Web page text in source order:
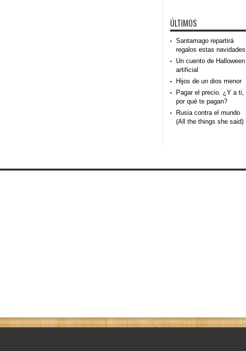
ÚLTIMOS
Santamago repartirá
regalos estas navidades
Un cuento de Halloween
artificial
Hijos de un dios menor
Pagar el precio. ¿Y a ti,
por qué te pagan?
Rusia contra el mundo
(All the things she said)